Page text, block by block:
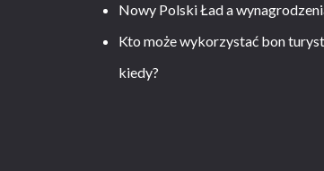
Nowy Polski Ład a
Kto może wykorzystać bon
kiedy?